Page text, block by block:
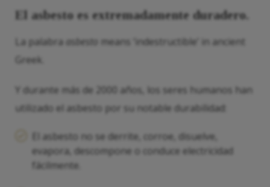
El asbesto es extremadamente duradero.
La palabra asbesto means ‘indestructible’ in ancient
Greek.
Y durante más de 2000 años, los seres humanos han
utilizado el asbesto por su notable durabilidad:
El asbesto no se derrite, corroe, disuelve,
evapora, descompone o conduce electricidad
fácilmente.